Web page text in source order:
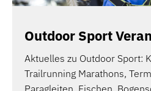
Outdoor Sport
Aktuelles zu Outdoor Sport:
Trailrunning Marathons,